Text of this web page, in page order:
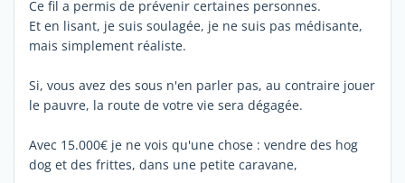
Ce fil a permis de prévenir certaines personnes.
Et en lisant, je suis soulagée, je ne suis pas médisante,
mais simplement réaliste.
Si, vous avez des sous n'en parler pas, au contraire jouer
le pauvre, la route de votre vie sera dégagée.
Avec 15.000€ je ne vois qu'une chose : vendre des hog
dog et des frittes, dans une petite caravane,